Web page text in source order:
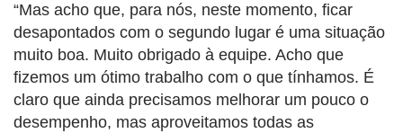
“Mas acho que, para nós, neste momento, ficar
desapontados com o segundo lugar é uma situação
muito boa. Muito obrigado à equipe. Acho que
fizemos um ótimo trabalho com o que tínhamos. É
claro que ainda precisamos melhorar um pouco o
desempenho, mas aproveitamos todas as